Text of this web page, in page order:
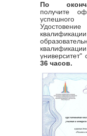
По
получите
квалификации
36 часов.